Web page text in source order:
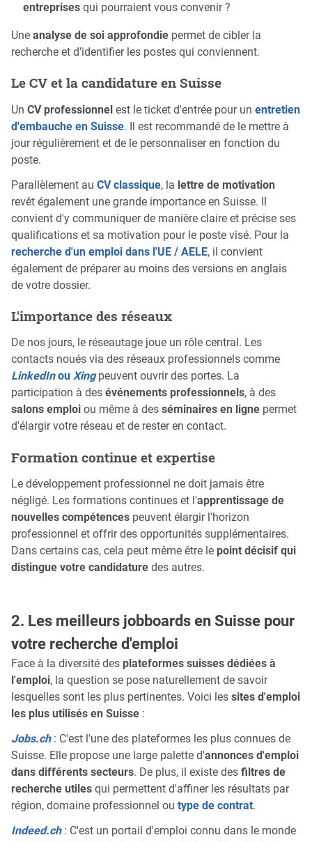
entreprises qui pourraient vous convenir ?
Une analyse de soi approfondie permet de cibler la
recherche et d'identifier les postes qui conviennent.
Le CV et la candidature en Suisse
Un CV professionnel est le ticket d'entrée pour un entretien
d'embauche en Suisse. Il est recommandé de le mettre à
jour régulièrement et de le personnaliser en fonction du
poste.
Parallèlement au CV classique, la lettre de motivation
revêt également une grande importance en Suisse. Il
convient d'y communiquer de manière claire et précise ses
qualifications et sa motivation pour le poste visé. Pour la
recherche d'un emploi dans l'UE / AELE, il convient
également de préparer au moins des versions en anglais
de votre dossier.
L'importance des réseaux
De nos jours, le réseautage joue un rôle central. Les
contacts noués via des réseaux professionnels comme
LinkedInou Xingpeuvent ouvrir des portes. La
participation à des événements professionnels, à des
salons emploi ou même à des séminaires en ligne permet
d'élargir votre réseau et de rester en contact.
Formation continue et expertise
Le développement professionnel ne doit jamais être
négligé. Les formations continues et l'apprentissage de
nouvelles compétences peuvent élargir l'horizon
professionnel et offrir des opportunités supplémentaires.
Dans certains cas, cela peut même être le point décisif qui
distingue votre candidature des autres.
2. Les meilleurs jobboards en Suisse pour
votre recherche d'emploi
Face à la diversité des plateformes suisses dédiées à
l'emploi, la question se pose naturellement de savoir
lesquelles sont les plus pertinentes. Voici les sites d'emploi
les plus utilisés en Suisse :
Jobs.ch: C'est l'une des plateformes les plus connues de
Suisse. Elle propose une large palette d'annonces d'emploi
dans différents secteurs. De plus, il existe des filtres de
recherche utiles qui permettent d'affiner les résultats par
région, domaine professionnel ou type de contrat.
Indeed.ch: C'est un portail d'emploi connu dans le monde